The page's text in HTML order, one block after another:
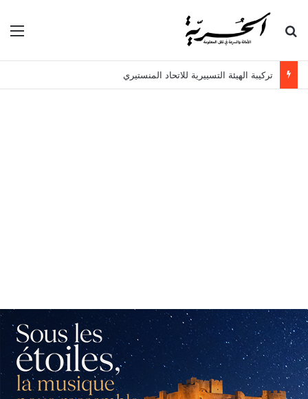
بحث عن
تركيبة الهيئة التسييرية للاتحاد المنستيري